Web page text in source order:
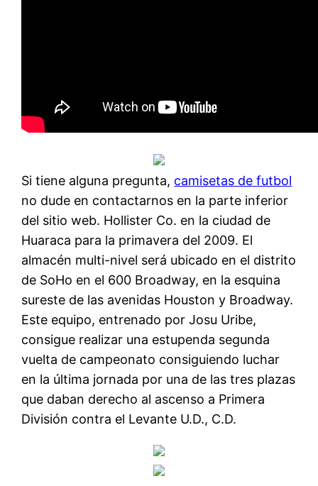
Si tiene alguna pregunta, camisetas de futbol
no dude en contactarnos en la parte inferior
del sitio web. Hollister Co. en la ciudad de
Huaraca para la primavera del 2009. El
almacén multi-nivel será ubicado en el distrito
de SoHo en el 600 Broadway, en la esquina
sureste de las avenidas Houston y Broadway.
Este equipo, entrenado por Josu Uribe,
consigue realizar una estupenda segunda
vuelta de campeonato consiguiendo luchar
en la última jornada por una de las tres plazas
que daban derecho al ascenso a Primera
División contra el Levante U.D., C.D.